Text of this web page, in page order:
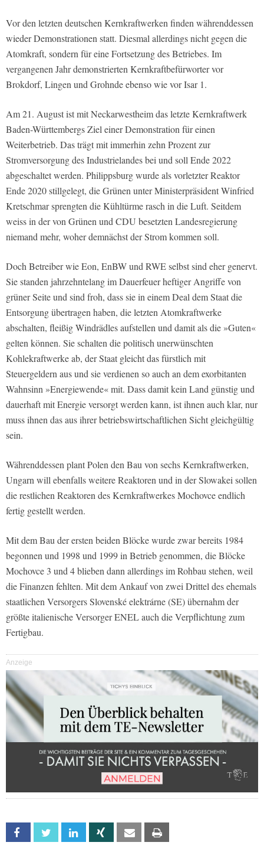
Vor den letzten deutschen Kernkraftwerken finden währenddessen
wieder Demonstrationen statt. Diesmal allerdings nicht gegen die
Atomkraft, sondern für eine Fortsetzung des Betriebes. Im
vergangenen Jahr demonstrierten Kernkraftbefürworter vor
Brokdorf, Lingen und Grohnde ebenso wie vor Isar 1.
Am 21. August ist mit Neckarwestheim das letzte Kernkraftwerk
Baden-Württembergs Ziel einer Demonstration für einen
Weiterbetrieb. Das trägt mit immerhin zehn Prozent zur
Stromversorgung des Industrielandes bei und soll Ende 2022
abgeschaltet werden. Philippsburg wurde als vorletzter Reaktor
Ende 2020 stillgelegt, die Grünen unter Ministerpräsident Winfried
Kretschmar sprengten die Kühltürme rasch in die Luft. Seitdem
weiss in der von Grünen und CDU besetzten Landesregierung
niemand mehr, woher demnächst der Strom kommen soll.
Doch Betreiber wie Eon, EnBW und RWE selbst sind eher genervt.
Sie standen jahrzehntelang im Dauerfeuer heftiger Angriffe von
grüner Seite und sind froh, dass sie in einem Deal dem Staat die
Entsorgung übertragen haben, die letzten Atomkraftwerke
abschalten, fleißig Windrädles aufstellen und damit als die »Guten«
gelten können. Sie schalten die politisch unerwünschten
Kohlekraftwerke ab, der Staat gleicht das fürstlich mit
Steuergeldern aus und sie verdienen so auch an dem exorbitanten
Wahnsinn »Energiewende« mit. Dass damit kein Land günstig und
dauerhaft mit Energie versorgt werden kann, ist ihnen auch klar, nur
muss ihnen das aus ihrer betriebswirtschaftlichen Sicht gleichgültig
sein.
Währenddessen plant Polen den Bau von sechs Kernkraftwerken,
Ungarn will ebenfalls weitere Reaktoren und in der Slowakei sollen
die restlichen Reaktoren des Kernkraftwerkes Mochovce endlich
fertig gestellt werden.
Mit dem Bau der ersten beiden Blöcke wurde zwar bereits 1984
begonnen und 1998 und 1999 in Betrieb genommen, die Blöcke
Mochovce 3 und 4 blieben dann allerdings im Rohbau stehen, weil
die Finanzen fehlten. Mit dem Ankauf von zwei Drittel des ehemals
staatlichen Versorgers Slovenské elektrárne (SE) übernahm der
größte italienische Versorger ENEL auch die Verpflichtung zum
Fertigbau.
Anzeige
Facebook Twitter Linkedin Xing Email